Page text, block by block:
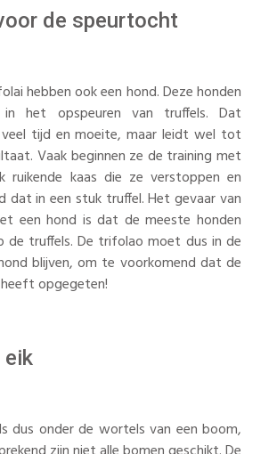
de speurtocht
hebben ook een hond. Deze honden
het opspeuren van truffels. Dat
tijd en moeite, maar leidt wel tot
Vaak beginnen ze de training met
ruikende kaas die ze verstoppen en
dat in een stuk truffel. Het gevaar van
een hond is dat de meeste honden
de truffels. De trifolao moet dus in de
blijven, om te voorkomend dat de
opgegeten!
eik
dus onder de wortels van een boom,